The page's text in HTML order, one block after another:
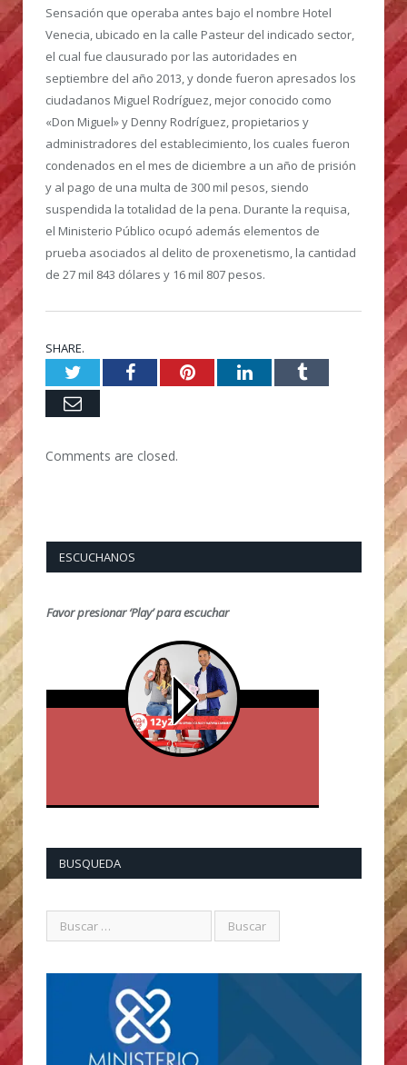
Sensación que operaba antes bajo el nombre Hotel
Venecia, ubicado en la calle Pasteur del indicado sector,
el cual fue clausurado por las autoridades en
septiembre del año 2013, y donde fueron apresados los
ciudadanos Miguel Rodríguez, mejor conocido como
«Don Miguel» y Denny Rodríguez, propietarios y
administradores del establecimiento, los cuales fueron
condenados en el mes de diciembre a un año de prisión
y al pago de una multa de 300 mil pesos, siendo
suspendida la totalidad de la pena. Durante la requisa,
el Ministerio Público ocupó además elementos de
prueba asociados al delito de proxenetismo, la cantidad
de 27 mil 843 dólares y 16 mil 807 pesos.
SHARE.
TwitterFacebookPinterestLinkedInTumblr
Email
Comments are closed.
ESCUCHANOS
Favor presionar ‘Play’ para escuchar
BUSQUEDA